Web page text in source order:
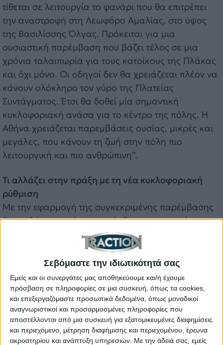
Σεβόμαστε την ιδιωτικότητά σας
Εμείς και οι συνεργάτες μας αποθηκεύουμε και/ή έχουμε
πρόσβαση σε πληροφορίες σε μια συσκευή, όπως τα cookies,
και επεξεργαζόμαστε προσωπικά δεδομένα, όπως μοναδικοί
αναγνωριστικοί και προσαρμοσμένες πληροφορίες που
αποστέλλονται από μια συσκευή για εξατομικευμένες διαφημίσεις
και περιεχόμενο, μέτρηση διαφήμισης και περιεχομένου, έρευνα
ακροατηρίου και ανάπτυξη υπηρεσιών. Με την άδειά σας, εμείς
τίθεται σε λειτουργία το φανάρι που θα επιτρέπει
την αναστροφή στη Λεωφόρο Αμαλίας, στο ύψος
της Βασιλίσσης Όλγας. Πρόκειται για μια
ουσιαστική παρέμβαση που βάζει τέλος σε μια
χρόνια ταλαιπωρία για τους κατοίκους της Πλάκας
και όχι μόνο. Οι οδηγοί δεν θα χρειάζεται πλέον να
κάνουν ολόκληρο τον γύρο της Πλατείας
Συντάγματος. Έτσι θα δοθεί μία σημαντική
κυκλοφοριακή ανάσα για το κέντρο της πόλης. Η
Αθήνα χρειάζεται παρεμβάσεις ουσίας, μικρές και
μεγάλες, που κάνουν τη ζωή στην πόλη πιο
λειτουργική και πιο ανθρώπινη”.
Τι αλλάζει στην πράξη με τη νέα κυκλοφοριακή
ρύθμιση
Με την εφαρμογή της συγκεκριμένης παρέμβασης
διευκολύνεται η άμεση πρόσβαση των κατοίκων
στις οικίες τους. Επίσης, το πιο σημαντικό
πλεονέκτημα της νέας δυνατότητας αναστροφής
είναι η μείωση της περιττής κυκλοφορίας γύρω από
την πλατεία Συντάγματος. Έτσι, περιορίζεται η
άσκοπη επιβάρυνση του οδικού δικτύου στο κέντρο
της πόλης.
Πηγή: cityofathens.gr